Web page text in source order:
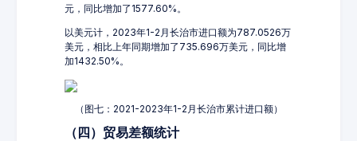
元，同比增加了1577.60%。
以美元计，2023年1-2月长治市进口额为787.0526万
美元，相比上年同期增加了735.696万美元，同比增
加1432.50%。
（图七：2021-2023年1-2月长治市累计进口额）
（四）贸易差额统计